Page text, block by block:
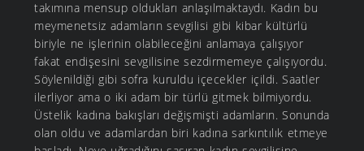
takımına mensup oldukları anlaşılmaktaydı. Kadın bu
meymenetsiz adamların sevgilisi gibi kibar kültürlü
biriyle ne işlerinin olabileceğini anlamaya çalışıyor
fakat endişesini sevgilisine sezdirmemeye çalışıyordu.
Söylenildiği gibi sofra kuruldu içecekler içildi. Saatler
ilerliyor ama o iki adam bir türlü gitmek bilmiyordu.
Üstelik kadına bakışları değişmişti adamların. Sonunda
olan oldu ve adamlardan biri kadına sarkıntılık etmeye